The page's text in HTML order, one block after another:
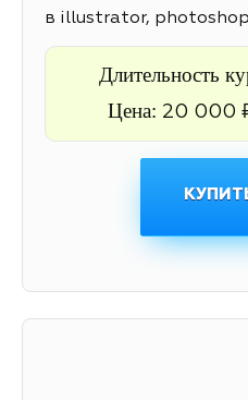
в illustrator,
Длительность
Цена: 20 000